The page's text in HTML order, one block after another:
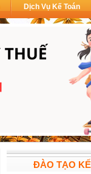
Dịch Vụ Kế Toán
ĐÀO TẠO